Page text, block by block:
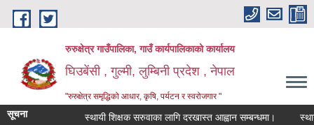
Skip to main content
रुरुक्षेत्र गाउँपालिका, गाउँ कार्यपालिकाको कार्यालय
घिउबेंसी , गुल्मी, लुम्बिनी प्रदेश , नेपाल
"रुरुक्षेत्र समृद्धिको आधार, कृषि, पर्यटन र स्वरोजगार "
सूचना स्थायी शिक्षक सरुवाका लागि दरखास्त आह्वान सम्बन्धमा। स्थायी